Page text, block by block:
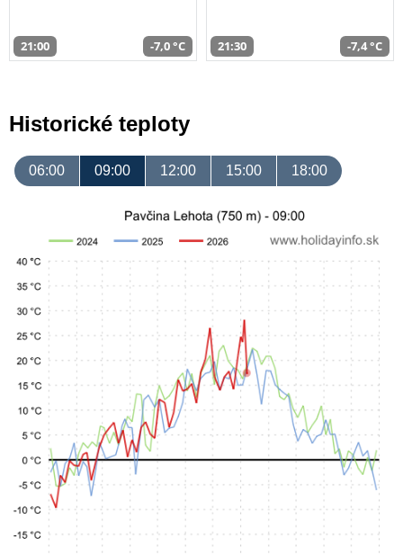
21:00 -7,0 °C 21:30 -7,4 °C
Historické teploty
06:00 09:00 12:00 15:00 18:00